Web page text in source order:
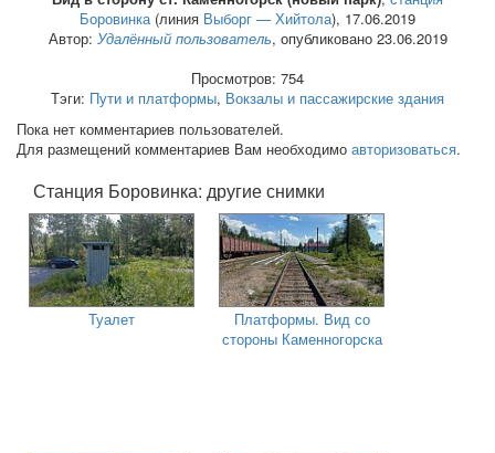
Боровинка (линия Выборг — Хийтола), 17.06.2019
Автор: Удалённый пользователь, опубликовано 23.06.2019
Просмотров: 754
Тэги: Пути и платформы, Вокзалы и пассажирские здания
Пока нет комментариев пользователей.
Для размещений комментариев Вам необходимо авторизоваться.
Станция Боровинка: другие снимки
Туалет
Платформы. Вид со
стороны Каменногорска